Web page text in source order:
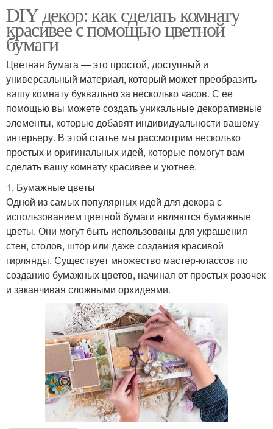
DIY декор: как сделать комнату
красивее с помощью цветной
бумаги
Цветная бумага — это простой, доступный и
универсальный материал, который может преобразить
вашу комнату буквально за несколько часов. С ее
помощью вы можете создать уникальные декоративные
элементы, которые добавят индивидуальности вашему
интерьеру. В этой статье мы рассмотрим несколько
простых и оригинальных идей, которые помогут вам
сделать вашу комнату красивее и уютнее.
1. Бумажные цветы
Одной из самых популярных идей для декора с
использованием цветной бумаги являются бумажные
цветы. Они могут быть использованы для украшения
стен, столов, штор или даже создания красивой
гирлянды. Существует множество мастер-классов по
созданию бумажных цветов, начиная от простых розочек
и заканчивая сложными орхидеями.